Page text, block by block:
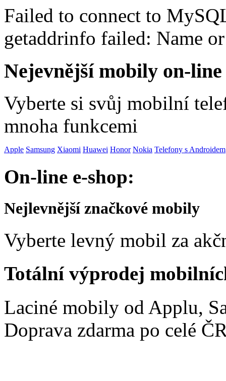
Failed to connect to
getaddrinfo failed: Name
Nejevnější mobily on-
Vyberte si svůj mobilní
mnoha funkcemi
Apple Samsung Xiaomi Huawei Honor Nokia Telefony s Androidem
On-line e-shop:
Nejlevnější značkové mobily
Vyberte levný mobil za
Totální výprodej
Laciné mobily od Applu,
Doprava zdarma po celé